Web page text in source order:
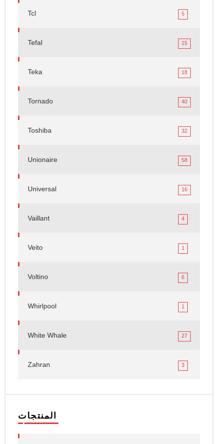
Tcl 5
Tefal 15
Teka 18
Tornado 40
Toshiba 32
Unionaire 58
Universal 16
Vaillant 4
Veito 1
Voltino 6
Whirlpool 1
White Whale 27
Zahran 3
المنتجات